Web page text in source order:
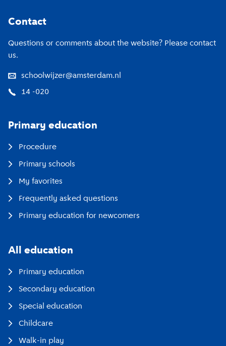
Contact
Questions or comments about the website? Please contact
us.
schoolwijzer@amsterdam.nl
14 -020
Primary education
Procedure
Primary schools
My favorites
Frequently asked questions
Primary education for newcomers
All education
Primary education
Secondary education
Special education
Childcare
Walk-in play